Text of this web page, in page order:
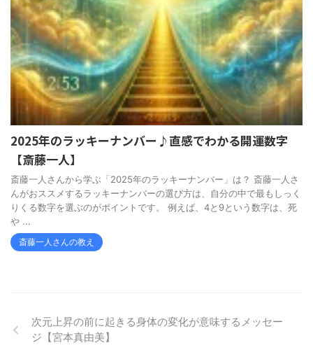
2025年のラッキーナンバー♪直感でわかる開運数字
【斎藤一人】
斎藤一人さんから学ぶ「2025年のラッキーナンバー」は？ 斎藤一人さ
んがおススメするラッキーナンバーの選び方は、自分の中で最もしっく
りくる数字を選ぶのがポイントです。 例えば、4と9という数字は、死
や ...
斎藤一人さんの教え
次元上昇の前に起きる身体の変化が意味するメッセー
ジ【宮本真由美】